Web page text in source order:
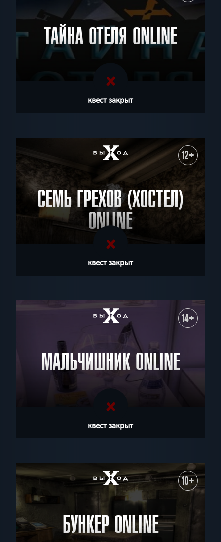
ТАЙНА ОТЕЛЯ ONLINE
квест закрыт
12+
СЕМЬ ГРЕХОВ (ХОСТЕЛ)
ONLINE
квест закрыт
14+
МАЛЬЧИШНИК ONLINE
квест закрыт
10+
БУНКЕР ONLINE